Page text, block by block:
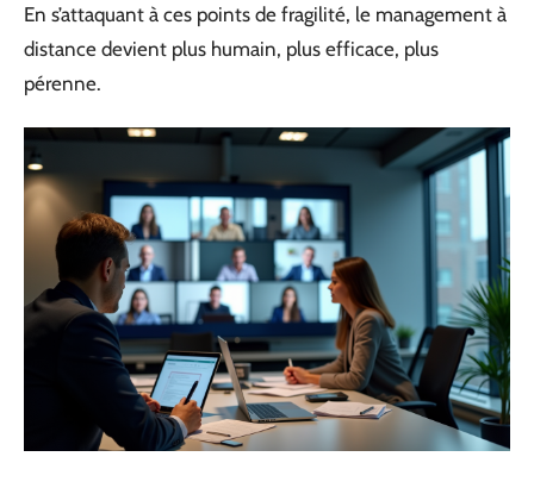
En s’attaquant à ces points de fragilité, le management à
distance devient plus humain, plus efficace, plus
pérenne.